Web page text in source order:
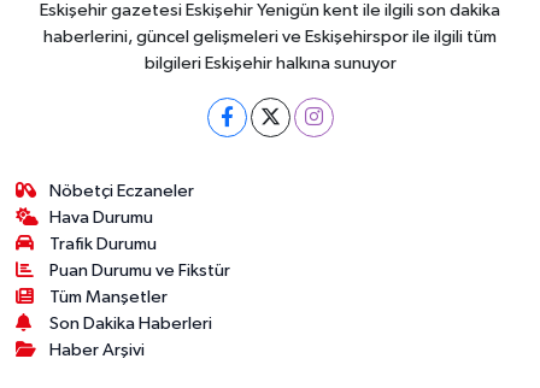
Eskişehir gazetesi Eskişehir Yenigün kent ile ilgili son dakika
haberlerini, güncel gelişmeleri ve Eskişehirspor ile ilgili tüm
bilgileri Eskişehir halkına sunuyor
Nöbetçi Eczaneler
Hava Durumu
Trafik Durumu
Puan Durumu ve Fikstür
Tüm Manşetler
Son Dakika Haberleri
Haber Arşivi